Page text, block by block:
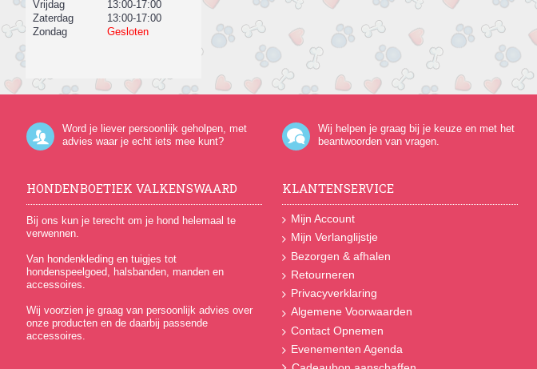
Vrijdag
13:00-17:00
Zaterdag
13:00-17:00
Zondag
Gesloten
Word je liever persoonlijk geholpen, met
advies waar je echt iets mee kunt?
Wij helpen je graag bij je keuze en met het
beantwoorden van vragen.
HONDENBOETIEK VALKENSWAARD
Bij ons kun je terecht om je hond helemaal te
verwennen.
Van hondenkleding en tuigjes tot
hondenspeelgoed, halsbanden, manden en
accessoires.
Wij voorzien je graag van persoonlijk advies over
onze producten en de daarbij passende
accessoires.
KLANTENSERVICE
Mijn Account
Mijn Verlanglijstje
Bezorgen & afhalen
Retourneren
Privacyverklaring
Algemene Voorwaarden
Contact Opnemen
Evenementen Agenda